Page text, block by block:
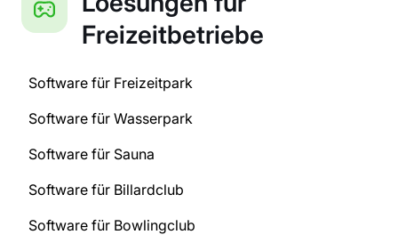
Freizeitbetriebe
Software für Freizeitpark
Software für Wasserpark
Software für Sauna
Software für Billardclub
Software für Bowlingclub